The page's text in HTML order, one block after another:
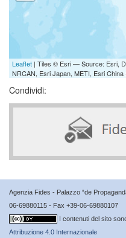
Leaflet | Tiles © Esri — Source: Esri,
NRCAN, Esri Japan, METI, Esri
Condividi:
Agenzia Fides - Palazzo “de
06-69880115 - Fax +39-06-69880107
I contenuti del sito
Attribuzione 4.0 Internazionale